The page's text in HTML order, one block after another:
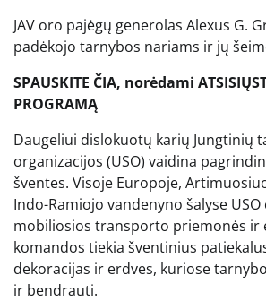
JAV oro pajėgų generolas Alexus G.
padėkojo tarnybos nariams ir jų
SPAUSKITE ČIA, norėdami
PROGRAMĄ
Daugeliui dislokuotų karių Jungtinių
organizacijos (USO) vaidina
šventes. Visoje Europoje,
Indo-Ramiojo vandenyno šalyse USO
mobiliosios transporto priemonės ir
komandos tiekia šventinius
dekoracijas ir erdves, kuriose
ir bendrauti.